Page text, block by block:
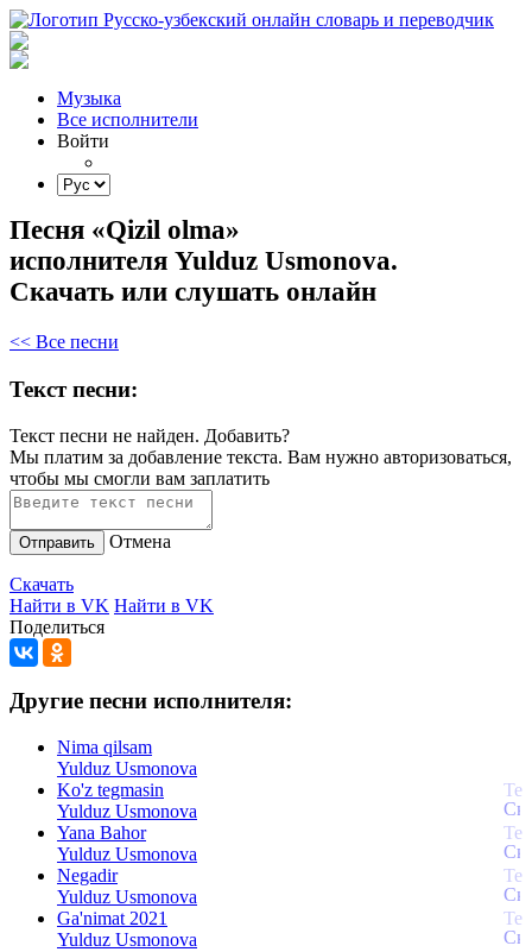
Музыка
Все исполнители
Войти
Песня «Qizil olma»
исполнителя Yulduz Usmonova.
Скачать или слушать онлайн
<< Все песни
Текст песни:
Текст песни не найден. Добавить?
Мы платим за добавление текста. Вам нужно авторизоваться,
чтобы мы смогли вам заплатить
Отправить Отмена
Скачать
Найти в VK Найти в VK
Поделиться
Другие песни исполнителя:
Nima qilsam
Yulduz Usmonova
Ko'z tegmasin
Yulduz Usmonova
Yana Bahor
Yulduz Usmonova
Negadir
Yulduz Usmonova
Ga'nimat 2021
Yulduz Usmonova